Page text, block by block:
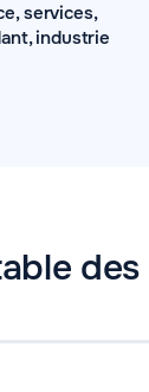
services,
industrie